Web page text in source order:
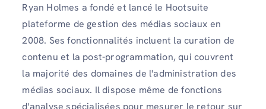
Ryan Holmes a fondé et lancé le Hootsuite
plateforme de gestion des médias sociaux en
2008. Ses fonctionnalités incluent la curation de
contenu et la post-programmation, qui couvrent
la majorité des domaines de l'administration des
médias sociaux. Il dispose même de fonctions
d'analyse spécialisées pour mesurer le retour sur